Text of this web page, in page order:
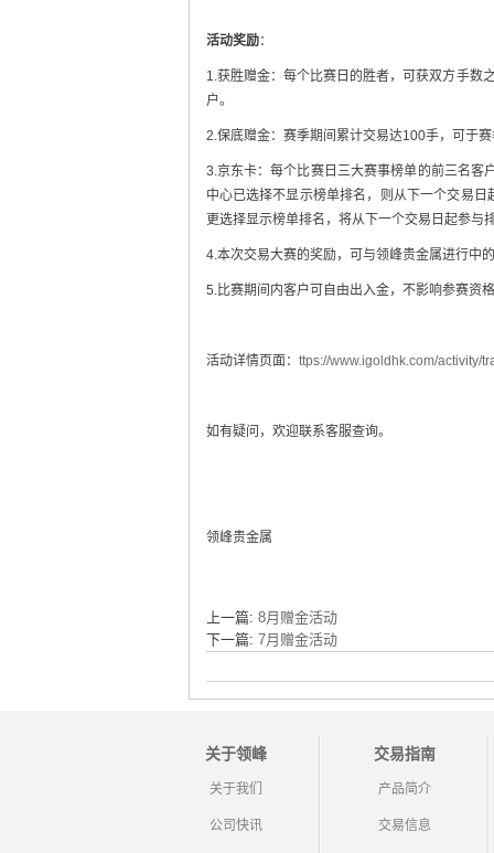
活动奖励：
1.获胜赠金：每个比赛日的胜者，可获双方手数
户。
2.保底赠金：赛季期间累计交易达100手，可于
3.京东卡：每个比赛日三大赛事榜单的前三名客
中心已选择不显示榜单排名，则从下一个交易
更选择显示榜单排名，将从下一个交易日起参与排
4.本次交易大赛的奖励，可与领峰贵金属进行中的
5.比赛期间内客户可自由出入金，不影响参赛资
活动详情页面： ttps://www.igoldhk.com/activity/
如有疑问，欢迎联系客服查询。
领峰贵金属
上一篇: 8月赠金活动
下一篇: 7月赠金活动
关于领峰
关于我们
公司快讯
交易指南
产品简介
交易信息